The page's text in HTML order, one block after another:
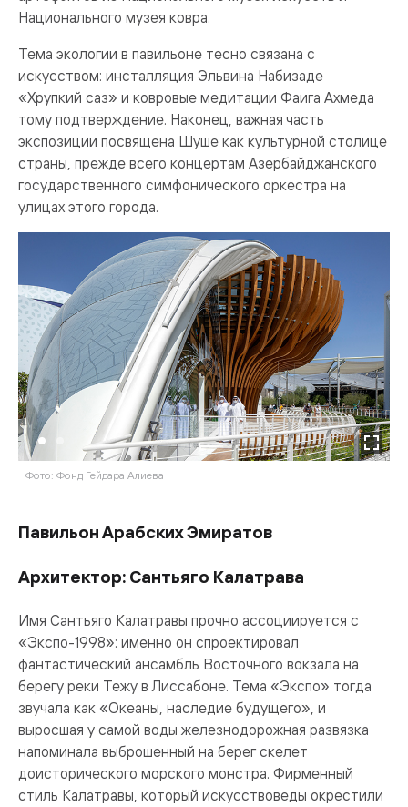
Национального музея ковра.
Тема экологии в павильоне тесно связана с
искусством: инсталляция Эльвина Набизаде
«Хрупкий саз» и ковровые медитации Фаига Ахмеда
тому подтверждение. Наконец, важная часть
экспозиции посвящена Шуше как культурной столице
страны, прежде всего концертам Азербайджанского
государственного симфонического оркестра на
улицах этого города.
Фото: Фонд Гейдара Алиева
Павильон Арабских Эмиратов
Архитектор: Сантьяго Калатрава
Имя Сантьяго Калатравы прочно ассоциируется с
«Экспо-1998»: именно он спроектировал
фантастический ансамбль Восточного вокзала на
берегу реки Тежу в Лиссабоне. Тема «Экспо» тогда
звучала как «Океаны, наследие будущего», и
выросшая у самой воды железнодорожная развязка
напоминала выброшенный на берег скелет
доисторического морского монстра. Фирменный
стиль Калатравы, который искусствоведы окрестили